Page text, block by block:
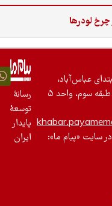
«پیام ما»:
رسانۀ
توسعۀ
پایدار
ایران